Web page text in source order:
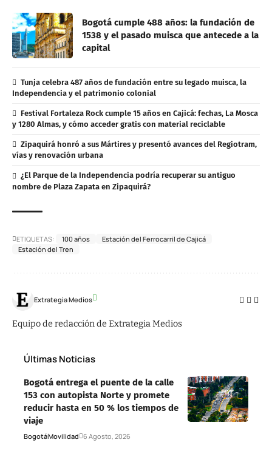
Bogotá cumple 488 años: la fundación de
1538 y el pasado muisca que antecede a la
capital
Tunja celebra 487 años de fundación entre su legado muisca, la
Independencia y el patrimonio colonial
Festival Fortaleza Rock cumple 15 años en Cajicá: fechas, La Mosca
y 1280 Almas, y cómo acceder gratis con material reciclable
Zipaquirá honró a sus Mártires y presentó avances del Regiotram,
vías y renovación urbana
¿El Parque de la Independencia podría recuperar su antiguo
nombre de Plaza Zapata en Zipaquirá?
ETIQUETAS: 100 años
Estación del Ferrocarril de Cajicá
Estación del Tren
Extrategia Medios
Equipo de redacción de Extrategia Medios
Últimas Noticias
Bogotá entrega el puente de la calle
153 con autopista Norte y promete
reducir hasta en 50 % los tiempos de
viaje
BogotáMovilidad 6 Agosto, 2026